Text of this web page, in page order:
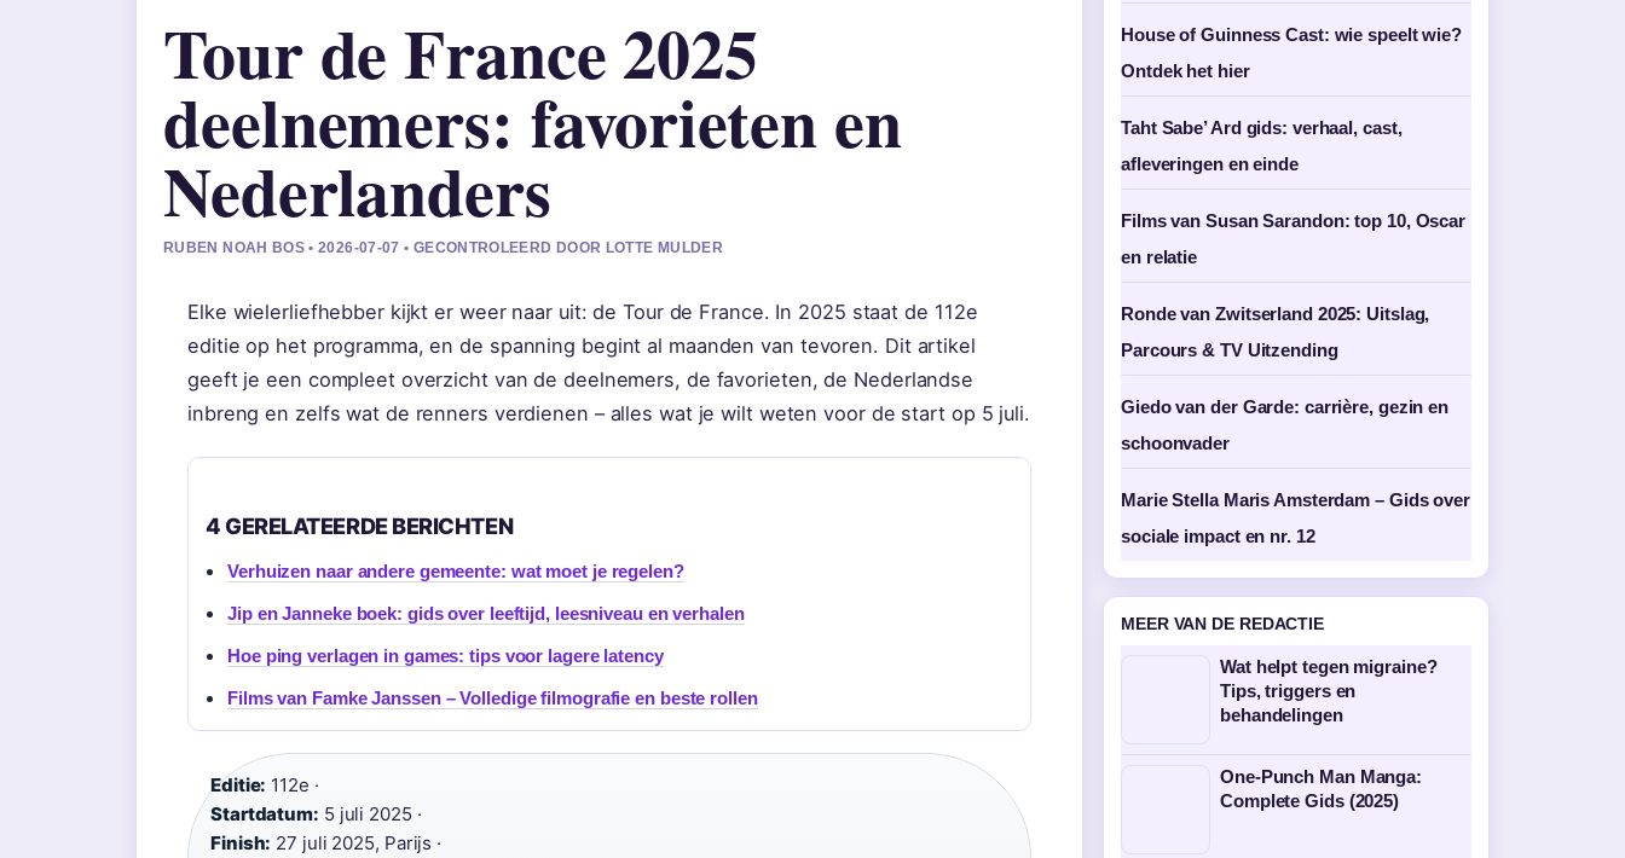
Tour de France 2025
deelnemers: favorieten en
Nederlanders
RUBEN NOAH BOS • 2026-07-07 • GECONTROLEERD DOOR LOTTE MULDER
Elke wielerliefhebber kijkt er weer naar uit: de Tour de France. In 2025 staat de 112e
editie op het programma, en de spanning begint al maanden van tevoren. Dit artikel
geeft je een compleet overzicht van de deelnemers, de favorieten, de Nederlandse
inbreng en zelfs wat de renners verdienen – alles wat je wilt weten voor de start op 5 juli.
4 GERELATEERDE BERICHTEN
Verhuizen naar andere gemeente: wat moet je regelen?
Jip en Janneke boek: gids over leeftijd, leesniveau en verhalen
Hoe ping verlagen in games: tips voor lagere latency
Films van Famke Janssen – Volledige filmografie en beste rollen
Editie: 112e ·
Startdatum: 5 juli 2025 ·
Finish: 27 juli 2025, Parijs ·
House of Guinness Cast: wie speelt wie?
Ontdek het hier
Taht Sabe’ Ard gids: verhaal, cast,
afleveringen en einde
Films van Susan Sarandon: top 10, Oscar
en relatie
Ronde van Zwitserland 2025: Uitslag,
Parcours & TV Uitzending
Giedo van der Garde: carrière, gezin en
schoonvader
Marie Stella Maris Amsterdam – Gids over
sociale impact en nr. 12
MEER VAN DE REDACTIE
Wat helpt tegen migraine?
Tips, triggers en
behandelingen
One-Punch Man Manga:
Complete Gids (2025)